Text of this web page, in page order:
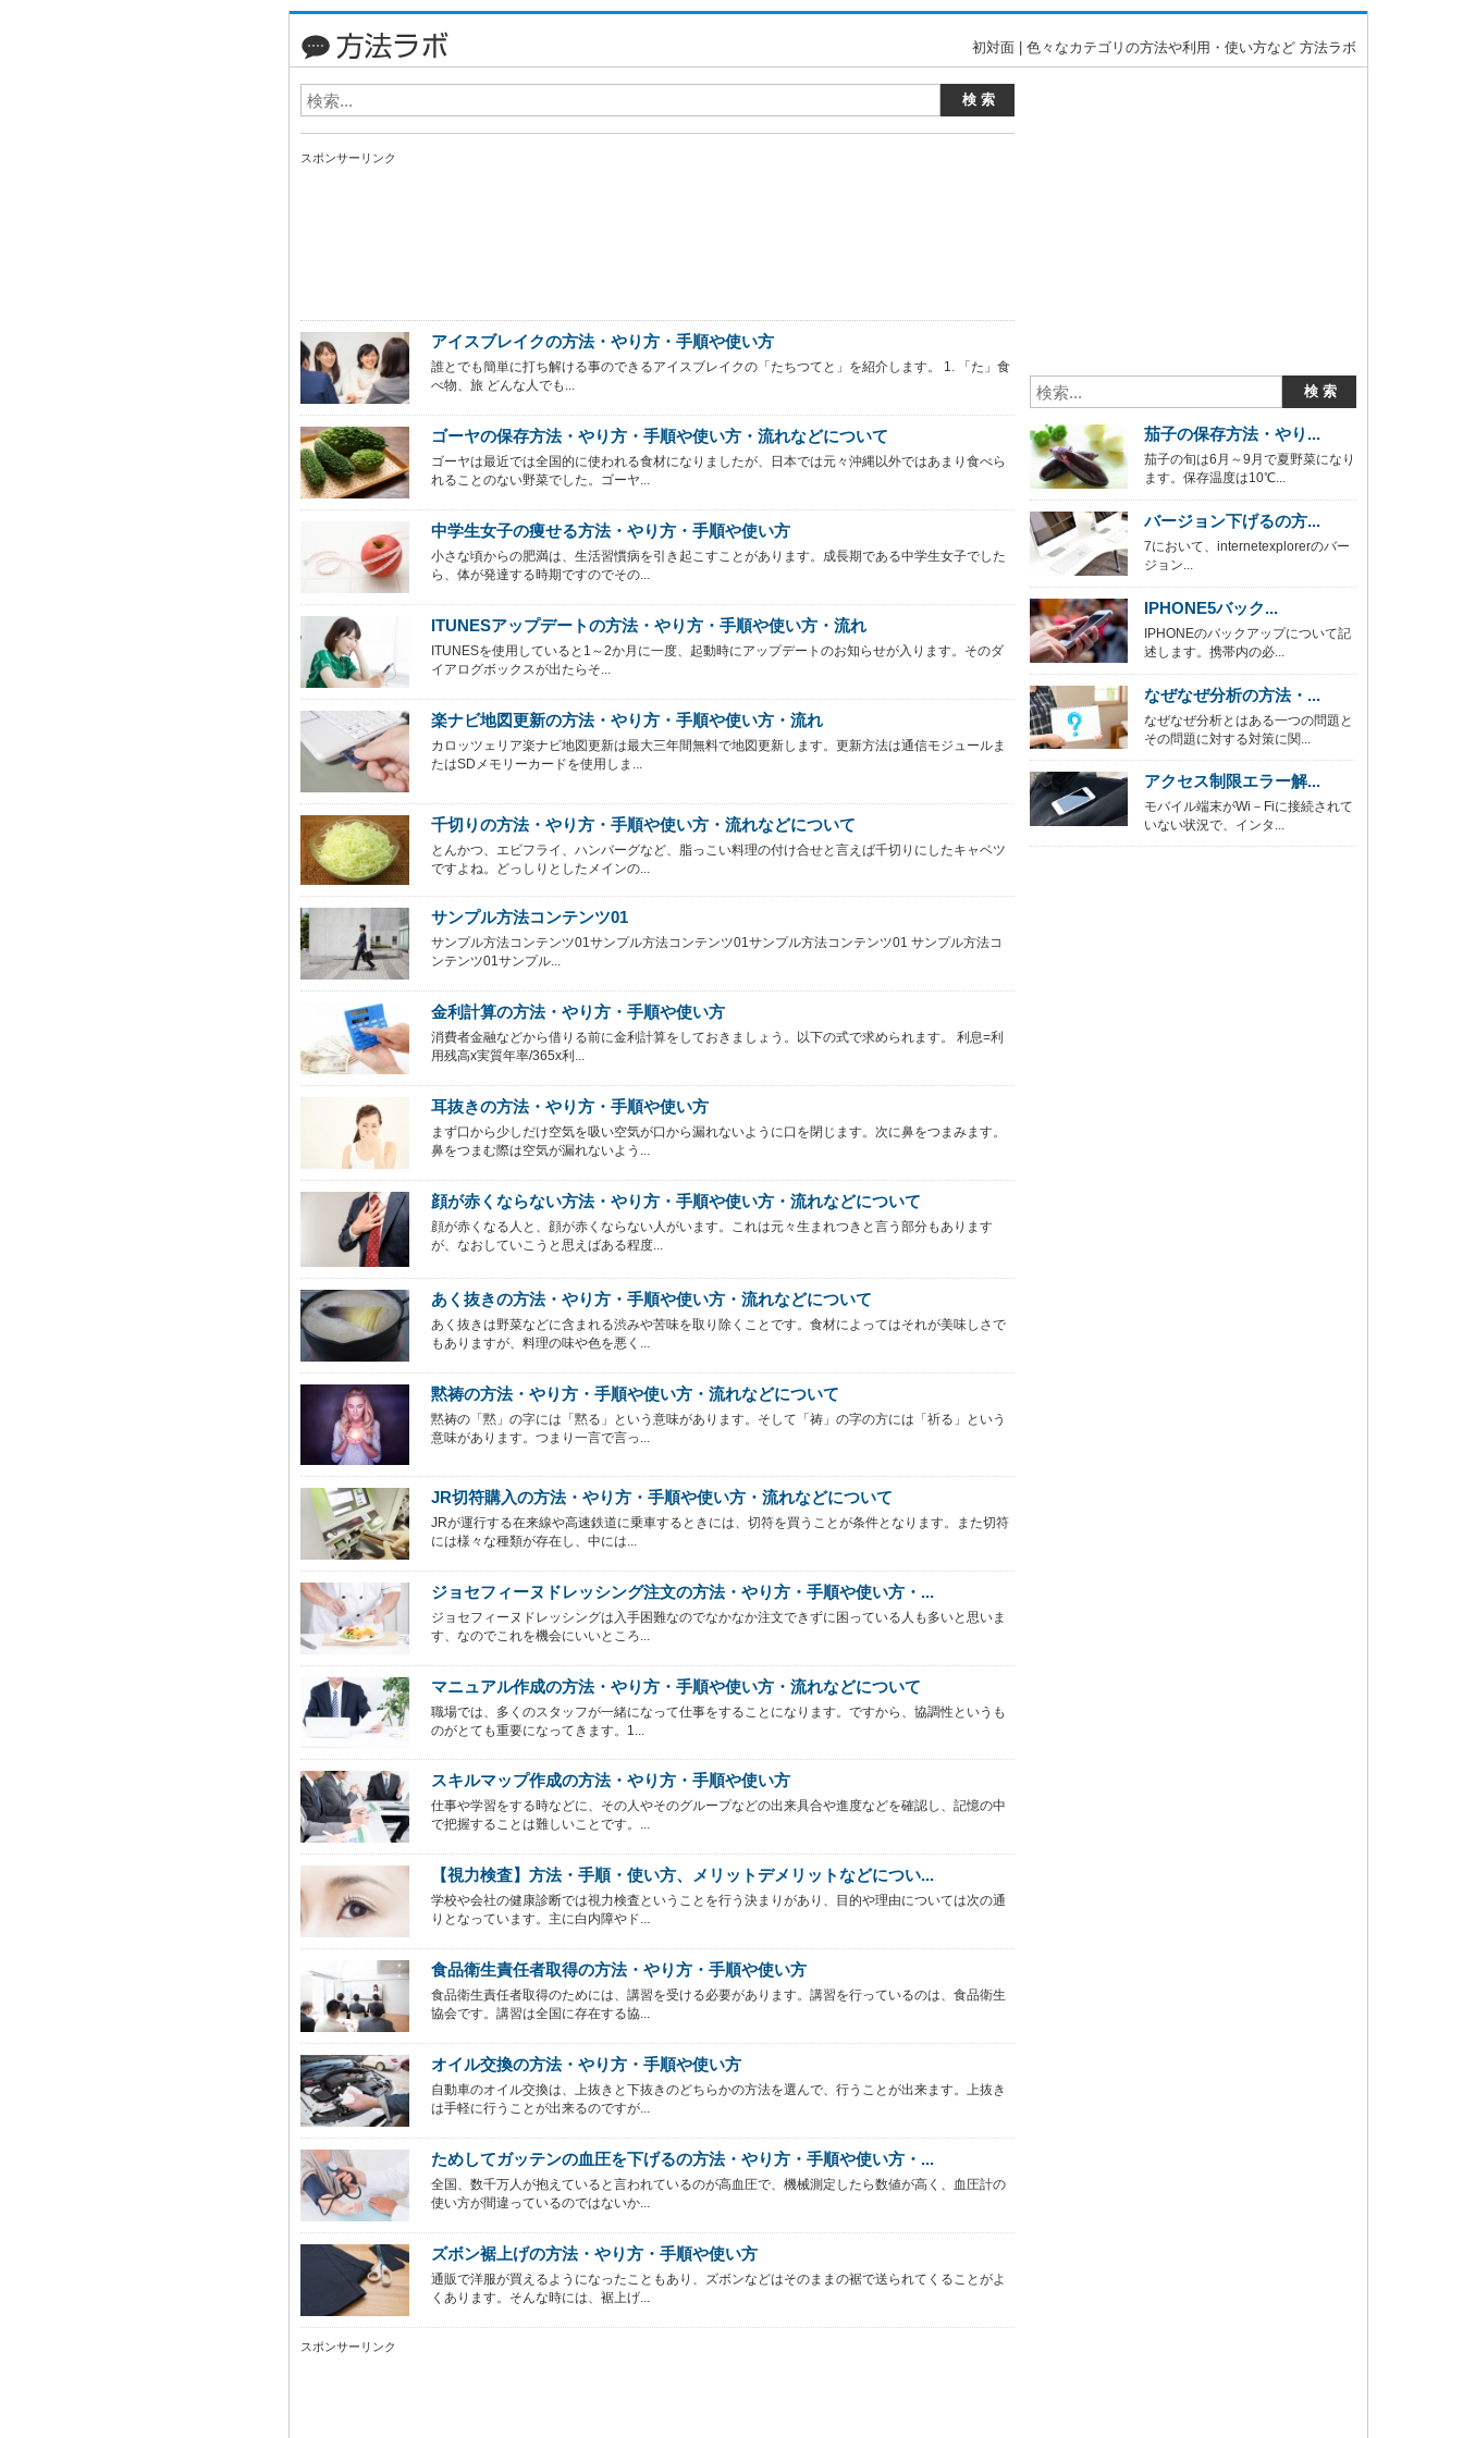
初対面 | 色々なカテゴリの方法や利用・使い方など 方法ラボ
スポンサーリンク
アイスブレイクの方法・やり方・手順や使い方
誰とでも簡単に打ち解ける事のできるアイスブレイクの「たちつてと」を紹介します。 1. 「た」食
べ物、旅 どんな人でも...
ゴーヤの保存方法・やり方・手順や使い方・流れなどについて
ゴーヤは最近では全国的に使われる食材になりましたが、日本では元々沖縄以外ではあまり食べら
れることのない野菜でした。ゴーヤ...
中学生女子の痩せる方法・やり方・手順や使い方
小さな頃からの肥満は、生活習慣病を引き起こすことがあります。成長期である中学生女子でした
ら、体が発達する時期ですのでその...
ITUNESアップデートの方法・やり方・手順や使い方・流れ
ITUNESを使用していると1～2か月に一度、起動時にアップデートのお知らせが入ります。そのダ
イアログボックスが出たらそ...
楽ナビ地図更新の方法・やり方・手順や使い方・流れ
カロッツェリア楽ナビ地図更新は最大三年間無料で地図更新します。更新方法は通信モジュールま
たはSDメモリーカードを使用しま...
千切りの方法・やり方・手順や使い方・流れなどについて
とんかつ、エビフライ、ハンバーグなど、脂っこい料理の付け合せと言えば千切りにしたキャベツ
ですよね。どっしりとしたメインの...
サンプル方法コンテンツ01
サンプル方法コンテンツ01サンプル方法コンテンツ01サンプル方法コンテンツ01 サンプル方法コ
ンテンツ01サンプル...
金利計算の方法・やり方・手順や使い方
消費者金融などから借りる前に金利計算をしておきましょう。以下の式で求められます。 利息=利
用残高x実質年率/365x利...
耳抜きの方法・やり方・手順や使い方
まず口から少しだけ空気を吸い空気が口から漏れないように口を閉じます。次に鼻をつまみます。
鼻をつまむ際は空気が漏れないよう...
顔が赤くならない方法・やり方・手順や使い方・流れなどについて
顔が赤くなる人と、顔が赤くならない人がいます。これは元々生まれつきと言う部分もあります
が、なおしていこうと思えばある程度...
あく抜きの方法・やり方・手順や使い方・流れなどについて
あく抜きは野菜などに含まれる渋みや苦味を取り除くことです。食材によってはそれが美味しさで
もありますが、料理の味や色を悪く...
黙祷の方法・やり方・手順や使い方・流れなどについて
黙祷の「黙」の字には「黙る」という意味があります。そして「祷」の字の方には「祈る」という
意味があります。つまり一言で言っ...
JR切符購入の方法・やり方・手順や使い方・流れなどについて
JRが運行する在来線や高速鉄道に乗車するときには、切符を買うことが条件となります。また切符
には様々な種類が存在し、中には...
ジョセフィーヌドレッシング注文の方法・やり方・手順や使い方・...
ジョセフィーヌドレッシングは入手困難なのでなかなか注文できずに困っている人も多いと思いま
す、なのでこれを機会にいいところ...
マニュアル作成の方法・やり方・手順や使い方・流れなどについて
職場では、多くのスタッフが一緒になって仕事をすることになります。ですから、協調性というも
のがとても重要になってきます。1...
スキルマップ作成の方法・やり方・手順や使い方
仕事や学習をする時などに、その人やそのグループなどの出来具合や進度などを確認し、記憶の中
で把握することは難しいことです。...
【視力検査】方法・手順・使い方、メリットデメリットなどについ...
学校や会社の健康診断では視力検査ということを行う決まりがあり、目的や理由については次の通
りとなっています。主に白内障やド...
食品衛生責任者取得の方法・やり方・手順や使い方
食品衛生責任者取得のためには、講習を受ける必要があります。講習を行っているのは、食品衛生
協会です。講習は全国に存在する協...
オイル交換の方法・やり方・手順や使い方
自動車のオイル交換は、上抜きと下抜きのどちらかの方法を選んで、行うことが出来ます。上抜き
は手軽に行うことが出来るのですが...
ためしてガッテンの血圧を下げるの方法・やり方・手順や使い方・...
全国、数千万人が抱えていると言われているのが高血圧で、機械測定したら数値が高く、血圧計の
使い方が間違っているのではないか...
ズボン裾上げの方法・やり方・手順や使い方
通販で洋服が買えるようになったこともあり、ズボンなどはそのままの裾で送られてくることがよ
くあります。そんな時には、裾上げ...
スポンサーリンク
茄子の保存方法・やり...
茄子の旬は6月～9月で夏野菜になり
ます。保存温度は10℃...
バージョン下げるの方...
7において、internetexplorerのバー
ジョン...
IPHONE5バック...
IPHONEのバックアップについて記
述します。携帯内の必...
なぜなぜ分析の方法・...
なぜなぜ分析とはある一つの問題と
その問題に対する対策に関...
アクセス制限エラー解...
モバイル端末がWi－Fiに接続されて
いない状況で、インタ...